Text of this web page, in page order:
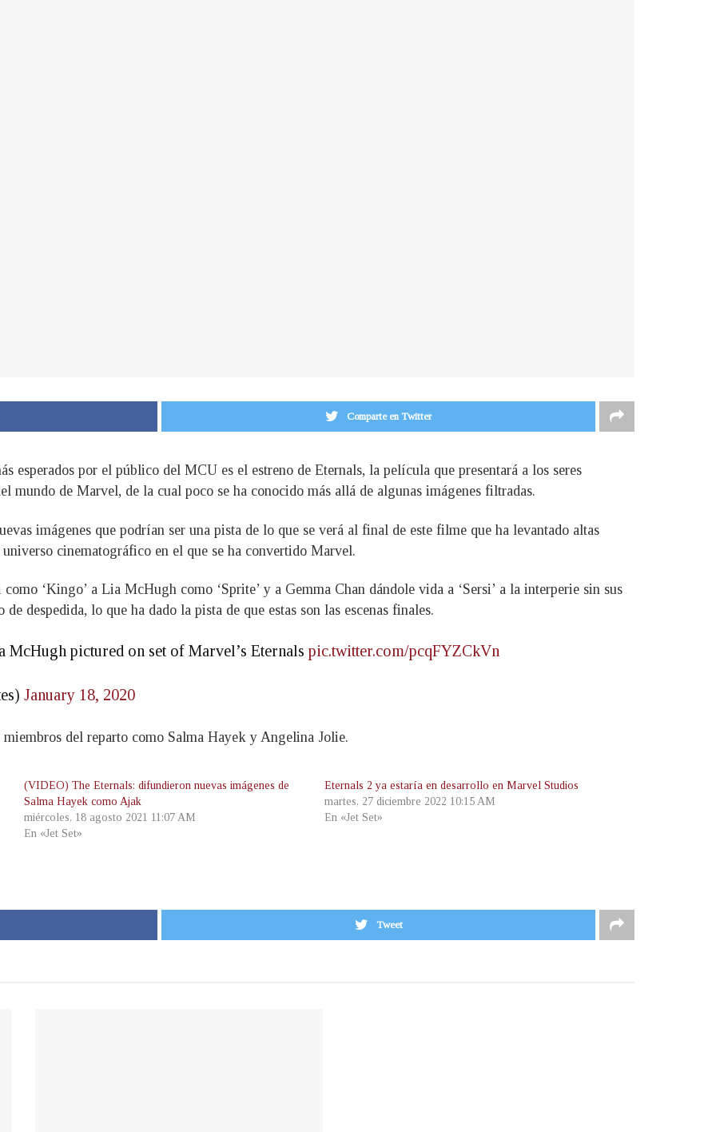
Comparte en Twitter
esperados por el público del MCU es el estreno de Eternals, la película que presentará a los seres
mundo de Marvel, de la cual poco se ha conocido más allá de algunas imágenes filtradas.
imágenes que podrían ser una pista de lo que se verá al final de este filme que ha levantado altas
cinematográfico en el que se ha convertido Marvel.
‘Kingo’ a Lia McHugh como ‘Sprite’ y a Gemma Chan dándole vida a ‘Sersi’ a la interperie sin sus
despedida, lo que ha dado la pista de que estas son las escenas finales.
pictured on set of Marvel’s Eternals pic.twitter.com/pcqFYZCkVn
January 18, 2020
del reparto como Salma Hayek y Angelina Jolie.
(VIDEO) The Eternals: difundieron nuevas imágenes de
Salma Hayek como Ajak
miércoles, 18 agosto 2021 11:07 AM
En «Jet Set»
Eternals 2 ya estaría en desarrollo en Marvel Studios
martes, 27 diciembre 2022 10:15 AM
En «Jet Set»
Tweet